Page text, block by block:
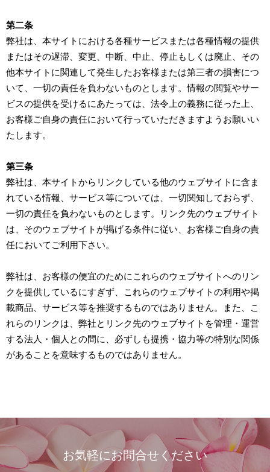
第二条
弊社は、本サイトにおける各種サービスまたは各種情報の提供
またはその遅滞、変更、中断、中止、停止もしくは廃止、その
他本サイトに関連して発生したお客様または第三者の損害につ
いて、一切の責任を負わないものとします。情報の閲覧やサー
ビスの提供を受けるにあたっては、法令上の義務に従った上、
お客様ご自身の責任において行っていただきますようお願いい
たします。
第三条
弊社は、本サイトからリンクしている他のウェブサイトに含ま
れている情報、サービス等については、一切関知しておらず、
一切の責任を負わないものとします。リンク先のウェブサイト
は、そのウェブサイトが掲げる条件に従い、お客様ご自身の責
任においてご利用下さい。
弊社は、お客様の便宜のためにこれらのウェブサイトへのリン
クを提供しているにすぎず、これらのウェブサイトの利用や掲
載商品、サービス等を推奨するものではありません。また、こ
れらのリンクは、弊社とリンク先のウェブサイトを管理・運営
する法人・個人との間に、必ずしも提携・協力等の特別な関係
があることを意味するものではありません。
お気軽にお問合せください